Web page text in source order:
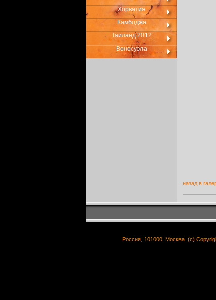
Хорватия
Камбоджа
Таиланд 2012
Венесуэла
назад в
Россия, 101000, Москва. (c)